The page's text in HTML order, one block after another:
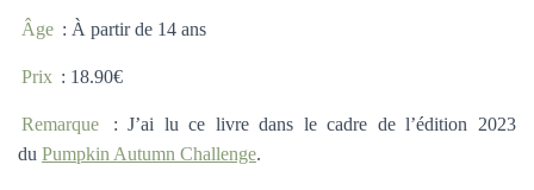
Âge : À partir de 14 ans
Prix : 18.90€
Remarque
: J’ai lu ce livre dans le cadre de l’édition 2023
du Pumpkin Autumn Challenge.